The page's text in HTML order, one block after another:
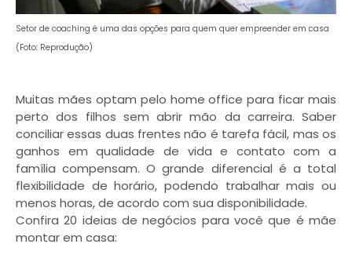
Setor de coaching é uma das opções para quem quer empreender em casa
(Foto: Reprodução)
Muitas mães optam pelo home office para ficar mais
perto dos filhos sem abrir mão da carreira. Saber
conciliar essas duas frentes não é tarefa fácil, mas os
ganhos em qualidade de vida e contato com a
família compensam. O grande diferencial é a total
flexibilidade de horário, podendo trabalhar mais ou
menos horas, de acordo com sua disponibilidade.
Confira 20 ideias de negócios para você que é mãe
montar em casa: